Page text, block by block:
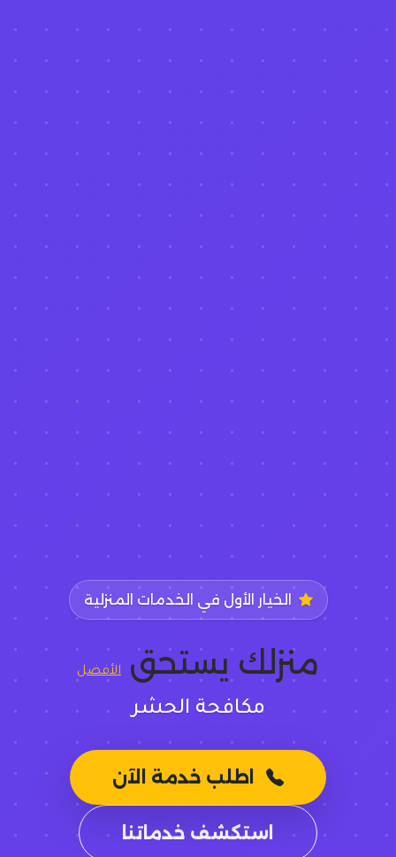
الخيار الأول في الخدمات المنزلية
منزلك يستحق الأفضل
مكافحة الحشرات الشاملة
اطلب خدمة الآن
استكشف خدماتنا